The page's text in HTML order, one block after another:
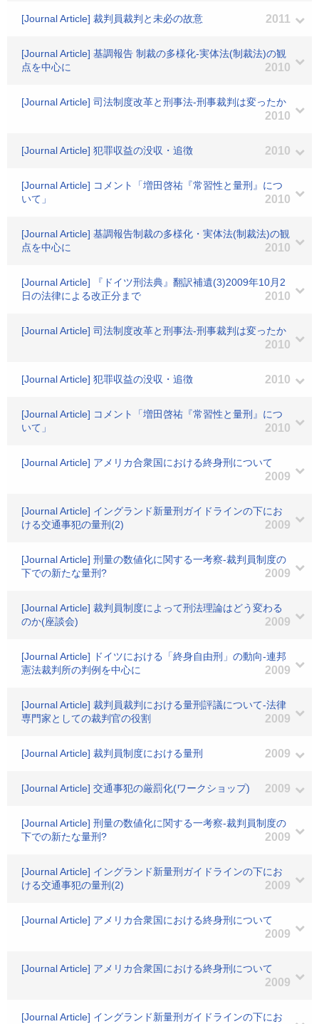
[Journal Article] 裁判員裁判と未必の故意 2011
[Journal Article] 基調報告 制裁の多様化-実体法(制裁法)の観
点を中心に
2010
[Journal Article] 司法制度改革と刑事法-刑事裁判は変ったか
2010
[Journal Article] 犯罪収益の没収・追徴 2010
[Journal Article] コメント「増田啓祐『常習性と量刑』につ
いて」
2010
[Journal Article] 基調報告制裁の多様化・実体法(制裁法)の観
点を中心に
2010
[Journal Article] 『ドイツ刑法典』翻訳補遺(3)2009年10月2
日の法律による改正分まで
2010
[Journal Article] 司法制度改革と刑事法-刑事裁判は変ったか
2010
[Journal Article] 犯罪収益の没収・追徴 2010
[Journal Article] コメント「増田啓祐『常習性と量刑』につ
いて」
2010
[Journal Article] アメリカ合衆国における終身刑について
2009
[Journal Article] イングランド新量刑ガイドラインの下にお
ける交通事犯の量刑(2)
2009
[Journal Article] 刑量の数値化に関する一考察-裁判員制度の
下での新たな量刑?
2009
[Journal Article] 裁判員制度によって刑法理論はどう変わる
のか(座談会)
2009
[Journal Article] ドイツにおける「終身自由刑」の動向-連邦
憲法裁判所の判例を中心に
2009
[Journal Article] 裁判員裁判における量刑評議について-法律
専門家としての裁判官の役割
2009
[Journal Article] 裁判員制度における量刑 2009
[Journal Article] 交通事犯の厳罰化(ワークショップ) 2009
[Journal Article] 刑量の数値化に関する一考察-裁判員制度の
下での新たな量刑?
2009
[Journal Article] イングランド新量刑ガイドラインの下にお
ける交通事犯の量刑(2)
2009
[Journal Article] アメリカ合衆国における終身刑について
2009
[Journal Article] アメリカ合衆国における終身刑について
2009
[Journal Article] イングランド新量刑ガイドラインの下にお